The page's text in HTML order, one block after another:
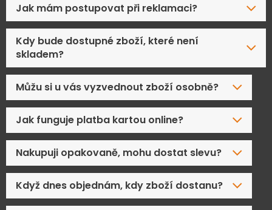
Jak mám postupovat při reklamaci?
Kdy bude dostupné zboží, které není
skladem?
Můžu si u vás vyzvednout zboží osobně?
Jak funguje platba kartou online?
Nakupuji opakovaně, mohu dostat slevu?
Když dnes objednám, kdy zboží dostanu?